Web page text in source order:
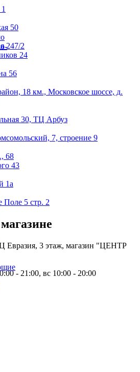
50
247/2
24
56
18 км., Московское шоссе, д.
30, ТЦ Арбуз
7, строение 9
68
43
1а
Поле 5 стр. 2
Евразия, 3 этаж, магазин "ЦЕНТР
- 21:00, вс 10:00 - 20:00